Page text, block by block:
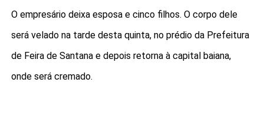
O empresário deixa esposa e cinco filhos. O corpo dele
será velado na tarde desta quinta, no prédio da Prefeitura
de Feira de Santana e depois retorna à capital baiana,
onde será cremado.